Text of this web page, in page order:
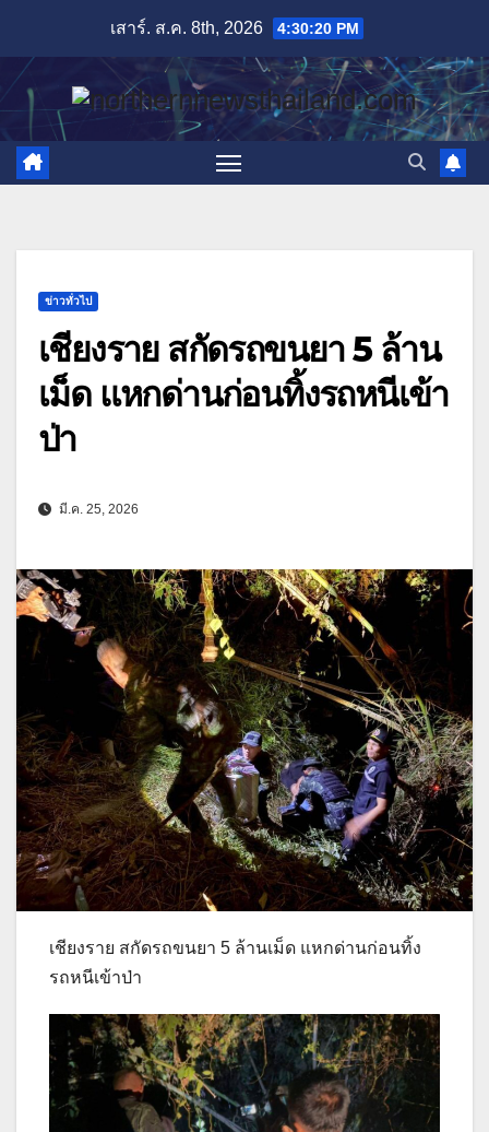
content
เสาร์. ส.ค. 8th, 2026 4:30:21 PM
ข่าวทั่วไป
เชียงราย สกัดรถขนยา 5 ล้าน
เม็ด แหกด่านก่อนทิ้งรถหนีเข้า
ป่า
มี.ค. 25, 2026
เชียงราย สกัดรถขนยา 5 ล้านเม็ด แหกด่านก่อนทิ้ง
รถหนีเข้าป่า